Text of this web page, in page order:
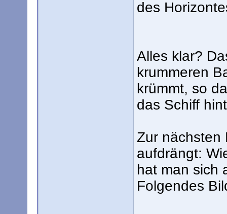
des
Alles klar?
krummeren
krümmt, so
das Schiff
Zur nächsten
aufdrängt:
hat man sich
Folgendes